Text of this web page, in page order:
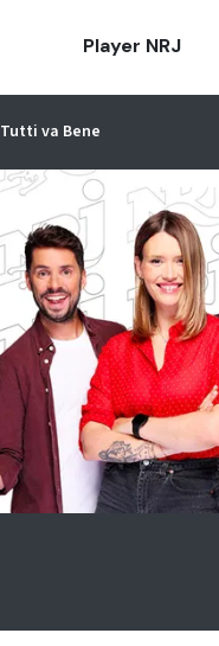
Player NRJ
Tutti va Bene